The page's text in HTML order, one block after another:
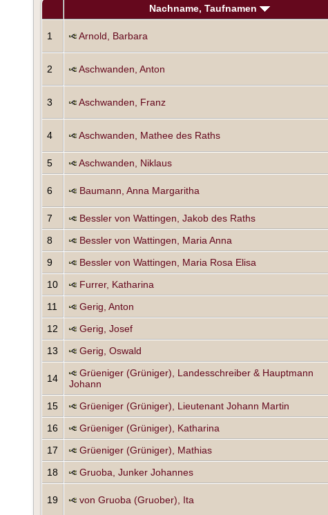
Nachname, Taufnamen
1 Arnold, Barbara
2 Aschwanden, Anton
3 Aschwanden, Franz
4 Aschwanden, Mathee des Raths
5 Aschwanden, Niklaus
6 Baumann, Anna Margaritha
7 Bessler von Wattingen, Jakob des Raths
8
Bessler von Wattingen, Maria Anna
9
Bessler von Wattingen, Maria Rosa Elisa
10
Furrer, Katharina
11
Gerig, Anton
12
Gerig, Josef
13
Gerig, Oswald
14
Grüeniger (Grüniger), Landesschreiber & Hauptmann
Johann
15 Grüeniger (Grüniger), Lieutenant Johann Martin
16
Grüeniger (Grüniger), Katharina
17
Grüeniger (Grüniger), Mathias
18
Gruoba, Junker Johannes
19 von Gruoba (Gruober), Ita